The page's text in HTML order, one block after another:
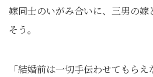
嫁同士のいがみ合いに、三男の
そう。
「結婚前は一切手伝わせてもら